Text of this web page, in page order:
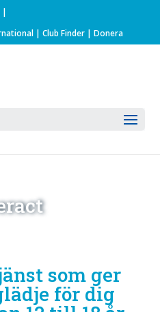
| Club Finder | Donera
som ger
för dig